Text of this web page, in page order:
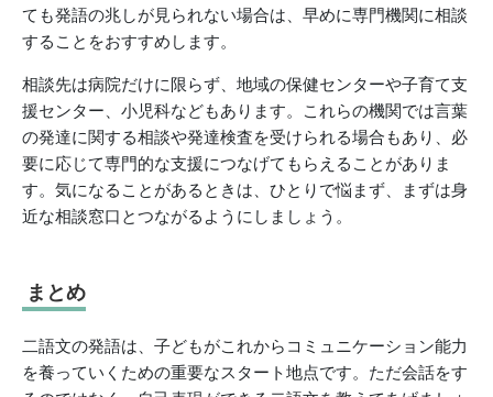
ても発語の兆しが見られない場合は、早めに専門機関に相談
することをおすすめします。
相談先は病院だけに限らず、地域の保健センターや子育て支
援センター、小児科などもあります。これらの機関では言葉
の発達に関する相談や発達検査を受けられる場合もあり、必
要に応じて専門的な支援につなげてもらえることがありま
す。気になることがあるときは、ひとりで悩まず、まずは身
近な相談窓口とつながるようにしましょう。
まとめ
二語文の発語は、子どもがこれからコミュニケーション能力
を養っていくための重要なスタート地点です。ただ会話をす